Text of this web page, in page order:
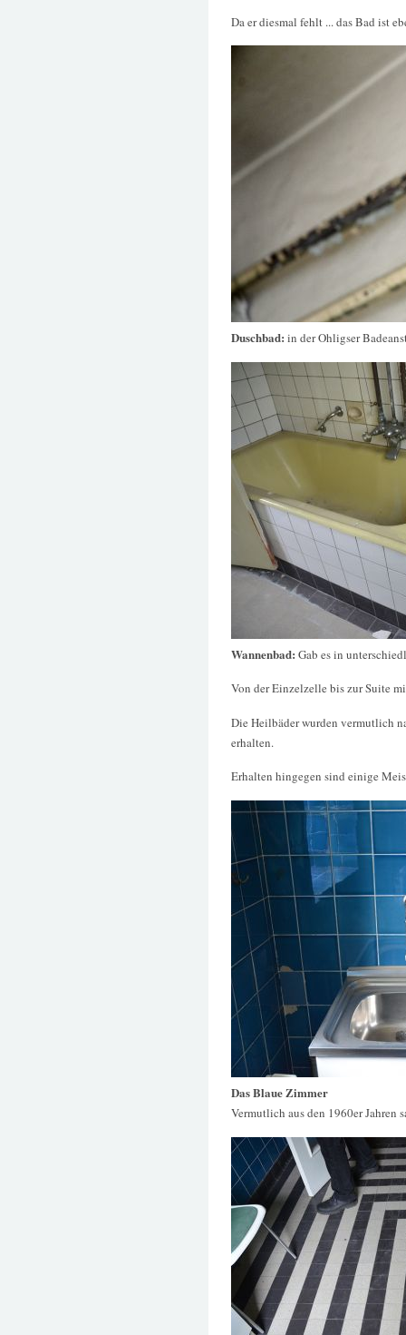
Da er diesmal fehlt ... das Bad ist
Duschbad: in der Ohligser
Wannenbad: Gab es in
Von der Einzelzelle bis zur Suite
Die Heilbäder wurden vermutlich
erhalten.
Erhalten hingegen sind einige
Das Blaue Zimmer
Vermutlich aus den 1960er Jahren